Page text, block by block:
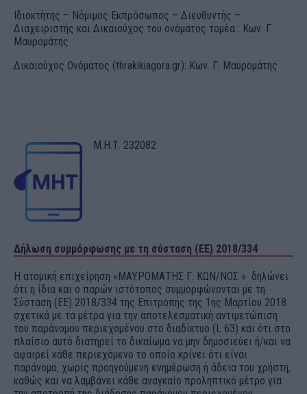
Ιδιοκτήτης – Νόμιμος Εκπρόσωπος – Διευθυντής –
Διαχειριστής και Δικαιούχος του ονόματος τομέα : Κων. Γ.
Μαυρομάτης
Δικαιούχος Ονόματος (thrakikiagora.gr): Κων. Γ. Μαυρομάτης
Μ.Η.Τ. 232082
Δήλωση συμμόρφωσης με τη σύσταση (ΕΕ) 2018/334
Η ατομική επιχείρηση «ΜΑΥΡΟΜΑΤΗΣ Γ. ΚΩΝ/ΝΟΣ » δηλώνει
ότι η ίδια και ο παρών ιστότοπος συμμορφώνονται με τη
Σύσταση (ΕΕ) 2018/334 της Επιτροπής της 1ης Μαρτίου 2018
σχετικά με τα μέτρα για την αποτελεσματική αντιμετώπιση
του παράνομου περιεχομένου στο διαδίκτυο (L 63) και ότι στο
πλαίσιο αυτό διατηρεί το δικαίωμα να μην δημοσιεύει ή/και να
αφαιρεί κάθε περιεχόμενο το οποίο κρίνει ότι είναι
παράνομο, χωρίς προηγούμενη ενημέρωση ή άδεια του χρήστη,
καθώς και να λαμβάνει κάθε αναγκαίο προληπτικό μέτρο για